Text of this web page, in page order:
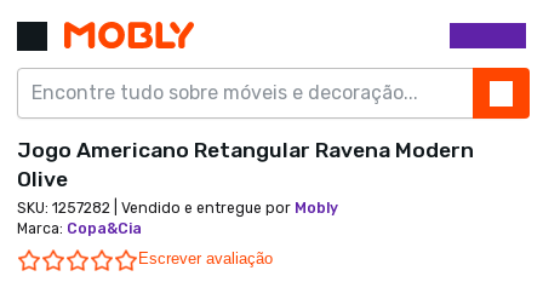
Jogo Americano Retangular Ravena Modern
Olive
SKU: 1257282 | Vendido e entregue por Mobly
Marca: Copa&Cia
0.0 star rating
Escrever avaliação